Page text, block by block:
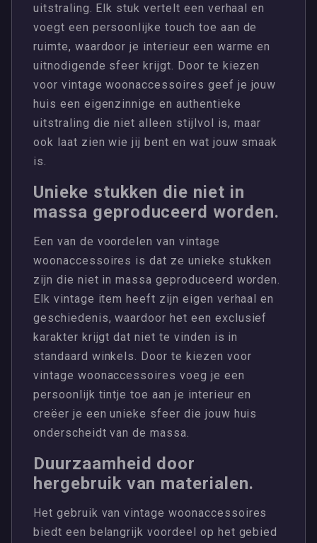
uitstraling. Elk stuk vertelt een verhaal en
voegt een persoonlijke touch toe aan de
ruimte, waardoor je interieur een warme en
uitnodigende sfeer krijgt. Door te kiezen
voor vintage woonaccessoires geef je jouw
huis een eigenzinnige en authentieke
uitstraling die niet alleen stijlvol is, maar
ook laat zien wie jij bent en wat jouw smaak
is.
Unieke stukken die niet in
massa geproduceerd worden.
Een van de voordelen van vintage
woonaccessoires is dat ze unieke stukken
zijn die niet in massa geproduceerd worden.
Elk vintage item heeft zijn eigen verhaal en
geschiedenis, waardoor het een exclusief
karakter krijgt dat niet te vinden is in
standaard winkels. Door te kiezen voor
vintage woonaccessoires voeg je een
persoonlijk tintje toe aan je interieur en
creëer je een unieke sfeer die jouw huis
onderscheidt van de massa.
Duurzaamheid door
hergebruik van materialen.
Het gebruik van vintage woonaccessoires
biedt een belangrijk voordeel op het gebied